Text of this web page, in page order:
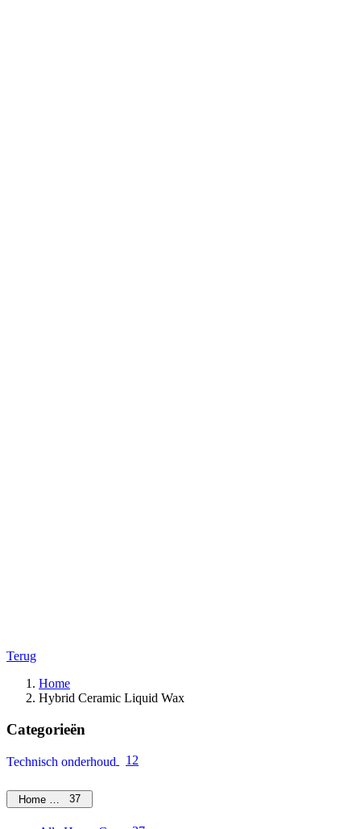
Terug
Home
Hybrid Ceramic Liquid Wax
Categorieën
Technisch onderhoud 12
Home Care37